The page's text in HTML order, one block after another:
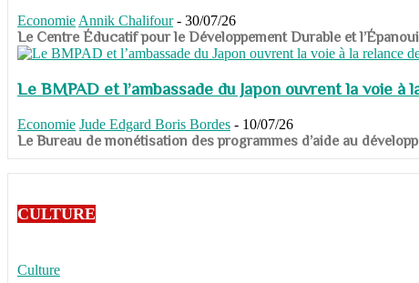
Economie Annik Chalifour - 30/07/26
​​​​​​​Le Centre Éducatif pour le Développement Durable et
Le BMPAD et l’ambassade du Japon ouvrent la voie à
Economie Jude Edgard Boris Bordes - 10/07/26
​​​​​​​Le Bureau de monétisation des programmes d’aide au
CULTURE
Culture